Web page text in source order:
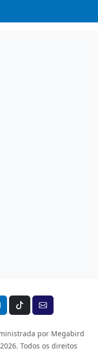
por Megabird
Todos os direitos